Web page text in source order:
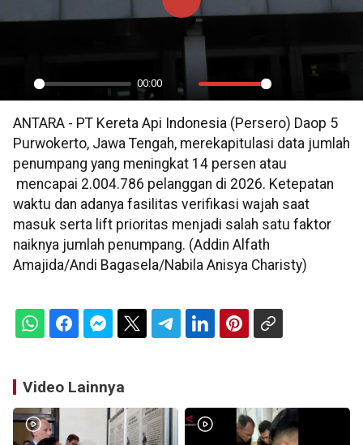
Play
00:00
Mute Settings
PIP
Play
ANTARA - PT Kereta Api Indonesia (Persero) Daop 5
Purwokerto, Jawa Tengah, merekapitulasi data jumlah
penumpang yang meningkat 14 persen atau
mencapai 2.004.786 pelanggan di 2026. Ketepatan
waktu dan adanya fasilitas verifikasi wajah saat
masuk serta lift prioritas menjadi salah satu faktor
naiknya jumlah penumpang. (Addin Alfath
Amajida/Andi Bagasela/Nabila Anisya Charisty)
Video Lainnya